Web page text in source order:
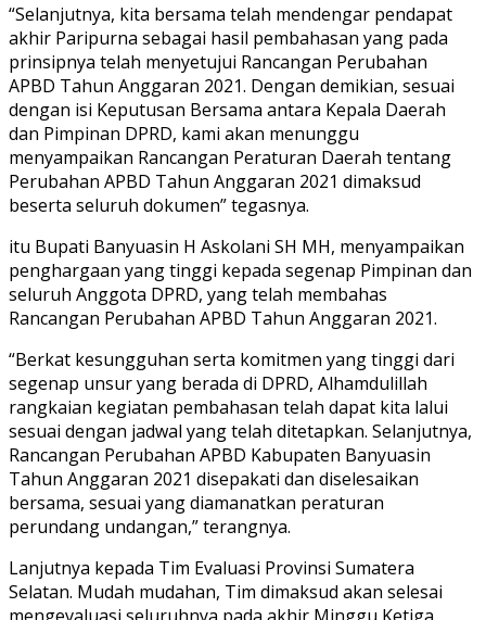
“Selanjutnya, kita bersama telah mendengar pendapat
akhir Paripurna sebagai hasil pembahasan yang pada
prinsipnya telah menyetujui Rancangan Perubahan
APBD Tahun Anggaran 2021. Dengan demikian, sesuai
dengan isi Keputusan Bersama antara Kepala Daerah
dan Pimpinan DPRD, kami akan menunggu
menyampaikan Rancangan Peraturan Daerah tentang
Perubahan APBD Tahun Anggaran 2021 dimaksud
beserta seluruh dokumen” tegasnya.
itu Bupati Banyuasin H Askolani SH MH, menyampaikan
penghargaan yang tinggi kepada segenap Pimpinan dan
seluruh Anggota DPRD, yang telah membahas
Rancangan Perubahan APBD Tahun Anggaran 2021.
“Berkat kesungguhan serta komitmen yang tinggi dari
segenap unsur yang berada di DPRD, Alhamdulillah
rangkaian kegiatan pembahasan telah dapat kita lalui
sesuai dengan jadwal yang telah ditetapkan. Selanjutnya,
Rancangan Perubahan APBD Kabupaten Banyuasin
Tahun Anggaran 2021 disepakati dan diselesaikan
bersama, sesuai yang diamanatkan peraturan
perundang undangan,” terangnya.
Lanjutnya kepada Tim Evaluasi Provinsi Sumatera
Selatan. Mudah mudahan, Tim dimaksud akan selesai